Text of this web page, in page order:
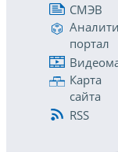
СМЭВ
портал
Карта
сайта
RSS